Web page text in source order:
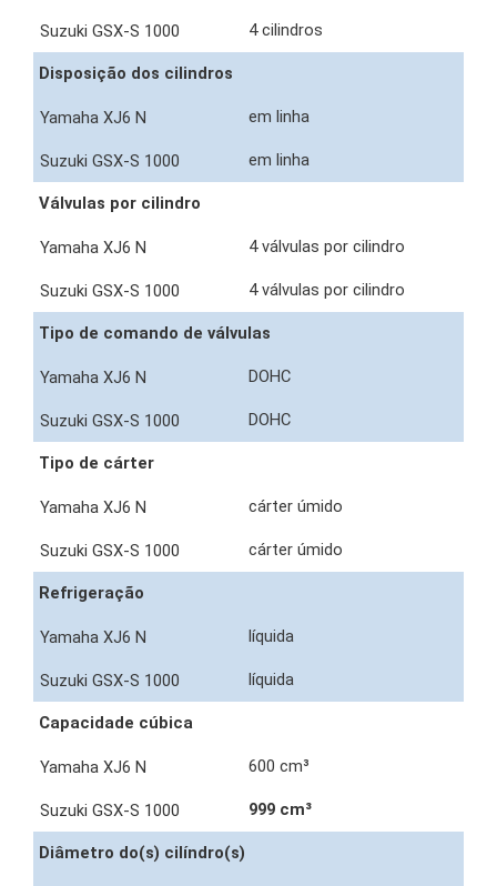
4 cilindros
Disposição dos cilindros
em linha
em linha
Válvulas por cilindro
4 válvulas por cilindro
4 válvulas por cilindro
Tipo de comando de válvulas
DOHC
DOHC
Tipo de cárter
cárter úmido
cárter úmido
Refrigeração
líquida
líquida
Capacidade cúbica
600 cm³
999 cm³
Diâmetro do(s) cilíndro(s)